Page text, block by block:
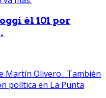
él 101 por